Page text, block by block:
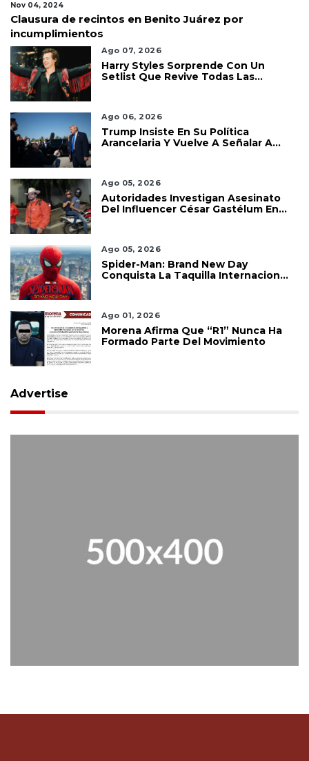
Nov 04, 2024
Clausura de recintos en Benito Juárez por
incumplimientos
Ago 07, 2026
Harry Styles Sorprende Con Un
Setlist Que Revive Todas Las
Ago 06, 2026
Trump Insiste En Su Política
Arancelaria Y Vuelve A Señalar A
Ago 05, 2026
Autoridades Investigan Asesinato
Del Influencer César Gastélum En
Ago 05, 2026
Spider-Man: Brand New Day
Conquista La Taquilla Internacional
Ago 01, 2026
Morena Afirma Que “R1” Nunca Ha
Formado Parte Del Movimiento
Advertise